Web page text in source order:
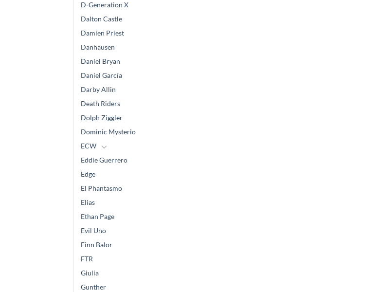
D-Generation X
Dalton Castle
Damien Priest
Danhausen
Daniel Bryan
Daniel García
Darby Allin
Death Riders
Dolph Ziggler
Dominic Mysterio
ECW
Eddie Guerrero
Edge
El Phantasmo
Elias
Ethan Page
Evil Uno
Finn Balor
FTR
Giulia
Gunther